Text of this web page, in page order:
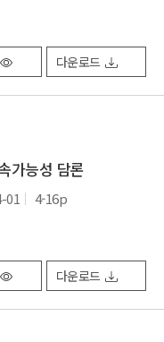
다운로드
가능성 담론
01 4-16p
다운로드